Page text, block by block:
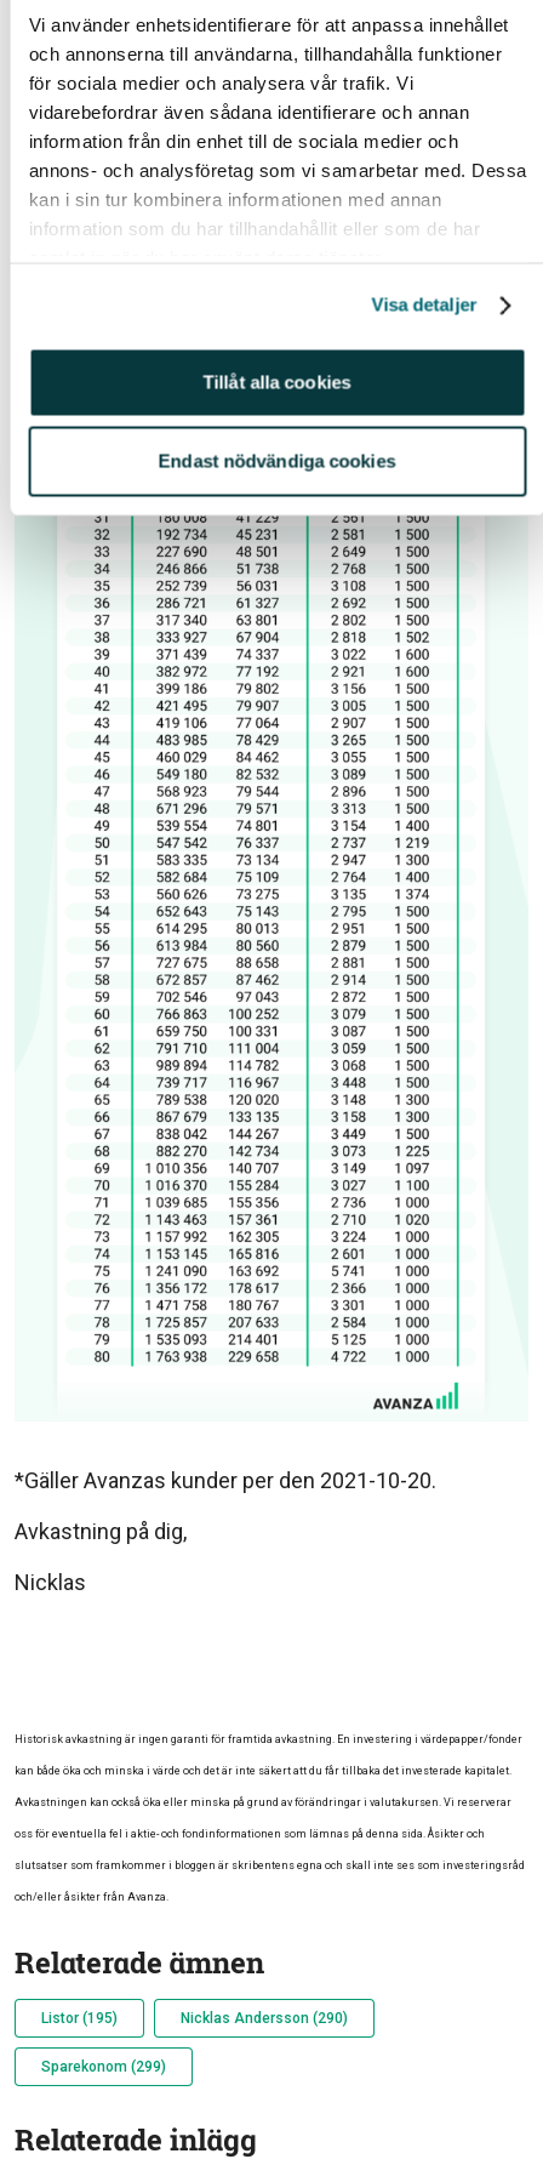
Vi använder enhetsidentifierare för att anpassa innehållet
och annonserna till användarna, tillhandahålla funktioner
för sociala medier och analysera vår trafik. Vi
vidarebefordrar även sådana identifierare och annan
information från din enhet till de sociala medier och
annons- och analysföretag som vi samarbetar med. Dessa
kan i sin tur kombinera informationen med annan
information som du har tillhandahållit eller som de har
Visa detaljer
Tillåt alla cookies
Endast nödvändiga cookies
där tror jag inte att vi är idag. Kom ihåg att sparande är
uppskjuten konsumtion. Ju mer du sparar idag desto
mer kommer du kunna möjliggöra senare i livet.
*Gäller Avanzas kunder per den 2021-10-20.
Avkastning på dig,
Nicklas
Historisk avkastning är ingen garanti för framtida avkastning. En investering i värdepapper/fonder
kan både öka och minska i värde och det är inte säkert att du får tillbaka det investerade kapitalet.
Avkastningen kan också öka eller minska på grund av förändringar i valutakursen. Vi reserverar
oss för eventuella fel i aktie- och fondinformationen som lämnas på denna sida. Åsikter och
slutsatser som framkommer i bloggen är skribentens egna och skall inte ses som investeringsråd
och/eller åsikter från Avanza.
Relaterade ämnen
Listor (195) Nicklas Andersson (290)
Sparekonom (299)
Relaterade inlägg